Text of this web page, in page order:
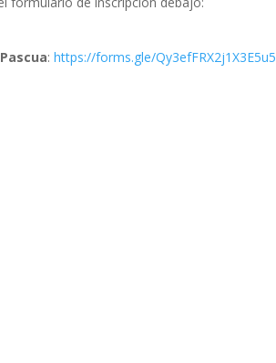
:https://forms.gle/Qy3efFRX2j1X3E5u5